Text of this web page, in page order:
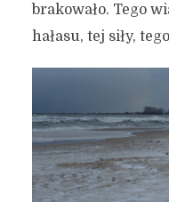
brakowało. Tego
hałasu, tej siły,